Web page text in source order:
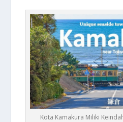
Kota Kamakura Miliki